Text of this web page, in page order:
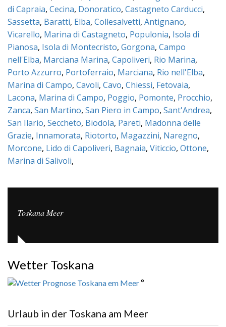
di Capraia, Cecina, Donoratico, Castagneto Carducci,
Sassetta, Baratti, Elba, Collesalvetti, Antignano,
Vicarello, Marina di Castagneto, Populonia, Isola di
Pianosa, Isola di Montecristo, Gorgona, Campo
nell'Elba, Marciana Marina, Capoliveri, Rio Marina,
Porto Azzurro, Portoferraio, Marciana, Rio nell'Elba,
Marina di Campo, Cavoli, Cavo, Chiessi, Fetovaia,
Lacona, Marina di Campo, Poggio, Pomonte, Procchio,
Zanca, San Martino, San Piero in Campo, Sant'Andrea,
San Ilario, Seccheto, Biodola, Pareti, Madonna delle
Grazie, Innamorata, Riotorto, Magazzini, Naregno,
Morcone, Lido di Capoliveri, Bagnaia, Viticcio, Ottone,
Marina di Salivoli,
Toskana Meer
Wetter Toskana
°
Urlaub in der Toskana am Meer